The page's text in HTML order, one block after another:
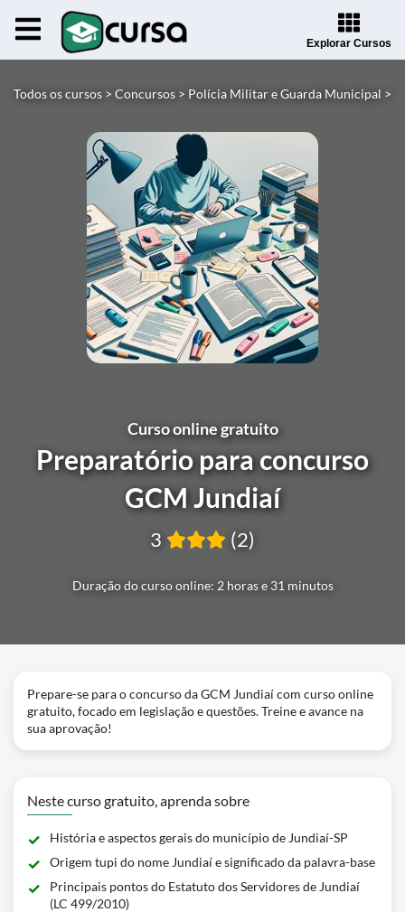
Explorar Cursos
Todos os cursos > Concursos > Polícia Militar e Guarda Municipal >
Curso online gratuito
Preparatório para concurso
GCM Jundiaí
Duração do curso online: 2 horas e 31 minutos
3 (2)
Prepare-se para o concurso da GCM Jundiaí com curso online
gratuito, focado em legislação e questões. Treine e avance na
sua aprovação!
Neste curso gratuito, aprenda sobre
História e aspectos gerais do município de Jundiaí-SP
Origem tupi do nome Jundiaí e significado da palavra-base
Principais pontos do Estatuto dos Servidores de Jundiaí
(LC 499/2010)